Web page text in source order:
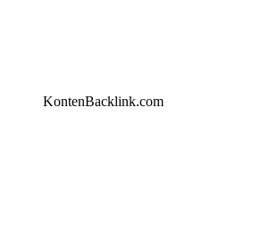
KontenBacklink.com